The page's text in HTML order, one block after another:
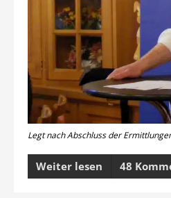
Legt nach Abschluss der
Weiter lesen 48